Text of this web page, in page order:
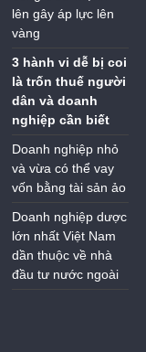
lên gây áp lực lên
vàng
3 hành vi dễ bị coi
là trốn thuế người
dân và doanh
nghiệp cần biết
Doanh nghiệp nhỏ
và vừa có thể vay
vốn bằng tài sản ảo
Doanh nghiệp dược
lớn nhất Việt Nam
dần thuộc về nhà
đầu tư nước ngoài